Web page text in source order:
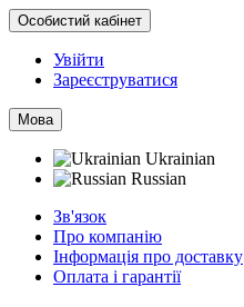
Особистий кабінет
Увійти
Зареєструватися
Мова
Ukrainian
Russian
Зв'язок
Про компанію
Інформація про доставку
Оплата і гарантії